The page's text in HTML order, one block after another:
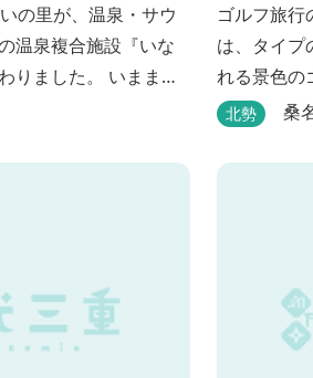
の里が、温泉・サウ
温泉複合施設『いな
た。 いままで
方も、市外からいな
のままに、サウナエ
ゴルフ旅行
は、タイプ
れる景色の
えない優雅
北勢 桑